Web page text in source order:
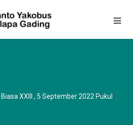
XXIII , 5 September 2022 Pukul